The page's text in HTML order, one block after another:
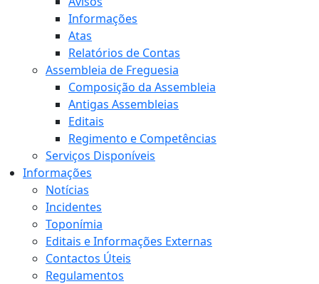
Informações
Atas
Relatórios de Contas
Assembleia de Freguesia
Composição da Assembleia
Antigas Assembleias
Editais
Regimento e Competências
Serviços Disponíveis
Informações
Notícias
Incidentes
Toponímia
Editais e Informações Externas
Contactos Úteis
Regulamentos